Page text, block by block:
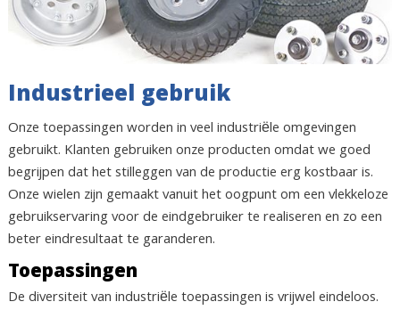
Industrieel gebruik
Onze toepassingen worden in veel industriële omgevingen
gebruikt. Klanten gebruiken onze producten omdat we goed
begrijpen dat het stilleggen van de productie erg kostbaar is.
Onze wielen zijn gemaakt vanuit het oogpunt om een vlekkeloze
gebruikservaring voor de eindgebruiker te realiseren en zo een
beter eindresultaat te garanderen.
Toepassingen
De diversiteit van industriële toepassingen is vrijwel eindeloos.